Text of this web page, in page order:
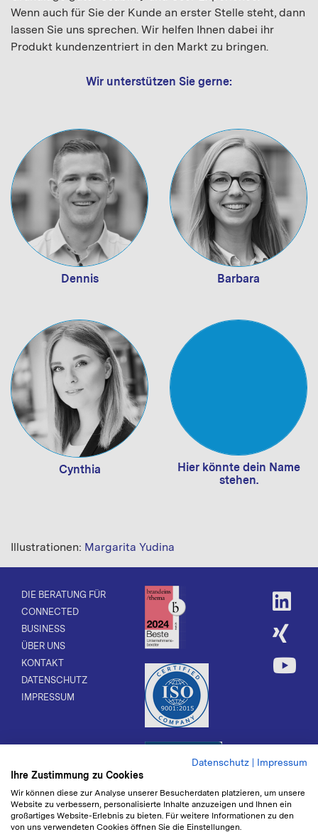
Wenn auch für Sie der Kunde an erster Stelle steht, dann
lassen Sie uns sprechen. Wir helfen Ihnen dabei ihr
Produkt kundenzentriert in den Markt zu bringen.
Wir unterstützen Sie gerne:
Dennis Barbara
Cynthia
Hier könnte dein Name
stehen.
Illustrationen: Margarita Yudina
DIE BERATUNG FÜR
CONNECTED
BUSINESS
ÜBER UNS
KONTAKT
DATENSCHUTZ
IMPRESSUM
Datenschutz | Impressum
Ihre Zustimmung zu Cookies
Wir können diese zur Analyse unserer Besucherdaten platzieren, um unsere
Website zu verbessern, personalisierte Inhalte anzuzeigen und Ihnen ein
großartiges Website-Erlebnis zu bieten. Für weitere Informationen zu den
von uns verwendeten Cookies öffnen Sie die Einstellungen.